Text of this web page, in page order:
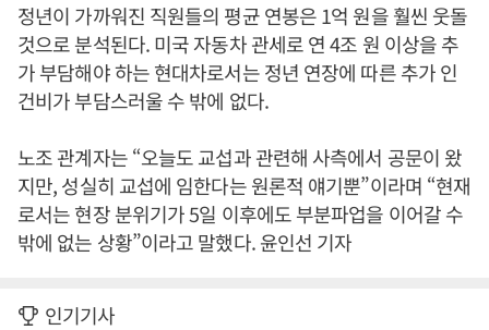
정년이 가까워진 직원들의 평균 연봉은 1억 원을 훨씬 웃돌
것으로 분석된다. 미국 자동차 관세로 연 4조 원 이상을 추
가 부담해야 하는 현대차로서는 정년 연장에 따른 추가 인
건비가 부담스러울 수 밖에 없다.
노조 관계자는 “오늘도 교섭과 관련해 사측에서 공문이 왔
지만, 성실히 교섭에 임한다는 원론적 얘기뿐”이라며 “현재
로서는 현장 분위기가 5일 이후에도 부분파업을 이어갈 수
밖에 없는 상황”이라고 말했다. 윤인선 기자
인기기사